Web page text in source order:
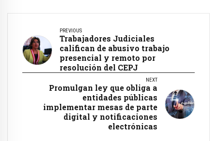
PREVIOUS
Trabajadores Judiciales
califican de abusivo trabajo
presencial y remoto por
resolución del CEPJ
NEXT
Promulgan ley que obliga a
entidades públicas
implementar mesas de parte
digital y notificaciones
electrónicas